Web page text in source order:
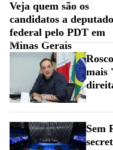
Veja quem são os
candidatos a deputado
federal pelo PDT em
Minas Gerais
mais
Sem